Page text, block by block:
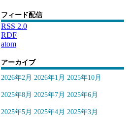
フィード配信
RSS 2.0
RDF
atom
アーカイブ
2026年2月 2026年1月 2025年10月
2025年8月 2025年7月 2025年6月
2025年5月 2025年4月 2025年3月